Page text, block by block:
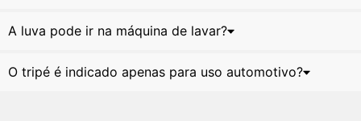
A luva pode ir na máquina de lavar?
O tripé é indicado apenas para uso automotivo?